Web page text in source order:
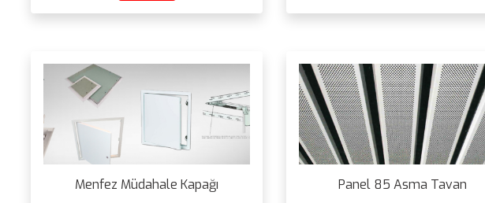
Menfez Müdahale Kapağı Panel 85 Asma Tavan